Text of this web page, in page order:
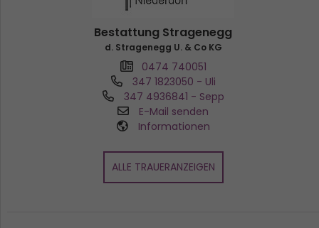
Bestattung Stragenegg
d. Stragenegg U. & Co KG
0474 740051
347 1823050 - Uli
347 4936841 - Sepp
E-Mail senden
Informationen
ALLE TRAUERANZEIGEN